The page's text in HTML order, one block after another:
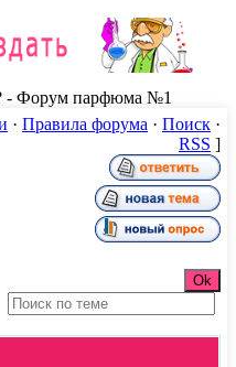
- Форум парфюма №1
· Правила форума · Поиск ·
RSS ]